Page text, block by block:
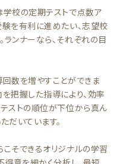
学校の定期テストで点数ア
を有利に進めたい、志望校
ンナーなら、それぞれの目
数を増やすことができま
把握した指導により、効率
ストの順位が下位から真ん
だいています。
そできるオリジナルの学習